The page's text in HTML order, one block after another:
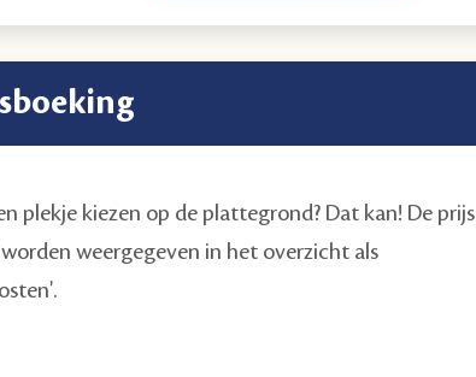
plekje kiezen op de plattegrond? Dat kan! De prijs
weergegeven in het overzicht als